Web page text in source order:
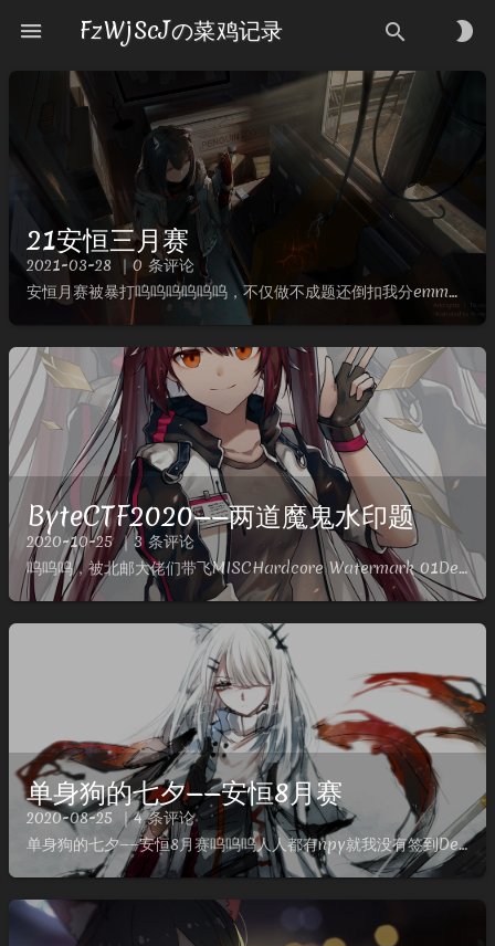
menu FzWjScJの菜鸡记录 search brightness_2
21安恒三月赛
2021-03-28 ｜0 条评论
安恒月赛被暴打呜呜呜呜呜呜，不仅做不成题还倒扣我分emmm放错了V神tql这次边hvv边打CTF，效率有些低，没有akmisc后看其他项呜呜呜MISC签到Description异世相遇！尽享美味...
ByteCTF2020——两道魔鬼水印题
2020-10-25 ｜3 条评论
呜呜呜，被北邮大佬们带飞MISCHardcore Watermark 01Description厌烦了用工具解图片题？那么来点硬核的～链接: https://pan.baidu.com/s/1l...
单身狗的七夕——安恒8月赛
2020-08-25 ｜4 条评论
单身狗的七夕——安恒8月赛呜呜呜人人都有npy就我没有签到Description9张撕碎的二维码Analyze是原题，谷歌搜图得flagflagflag{7bf116c8ec2545708781...